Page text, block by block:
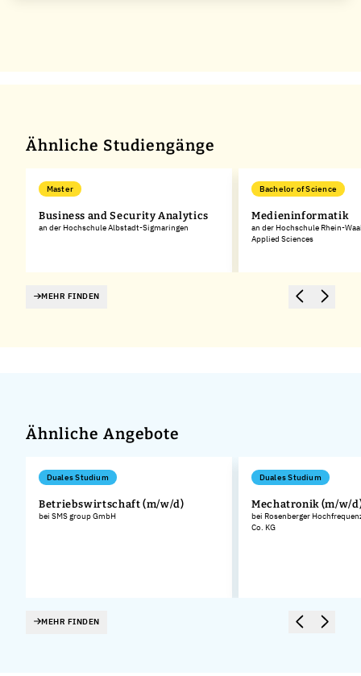
Ähnliche Studiengänge
Master
Business and Security Analytics
an der Hochschule Albstadt-Sigmaringen
Bachelor of Science
Medieninformatik
an der Hochschule Rhein-
Applied Sciences
MEHR FINDEN
Ähnliche Angebote
Duales Studium
Betriebswirtschaft (m/w/d)
bei SMS group GmbH
Duales Studium
Mechatronik (m/w/
bei Rosenberger
Co. KG
MEHR FINDEN